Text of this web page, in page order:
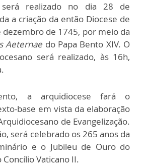
realizado no dia 28 de
a criação da então Diocese de
dezembro de 1745, por meio da
Aeternae do Papa Bento XIV. O
será realizado, às 16h,
a arquidiocese fará o
base em vista da elaboração
de Evangelização.
será celebrado os 265 anos da
e o Jubileu de Ouro do
Vaticano II.